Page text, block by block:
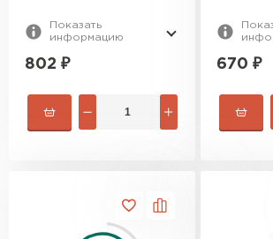
Показать
информацию
802 ₽ 670 ₽